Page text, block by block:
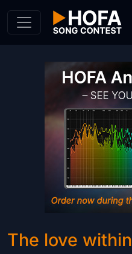
The love within